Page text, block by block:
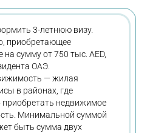
3-летнюю визу.
приобретающее
сумму от 750 тыс. AED,
ОАЭ.
— жилая
в районах, где
недвижимое
Минимальной суммой
быть сумма двух